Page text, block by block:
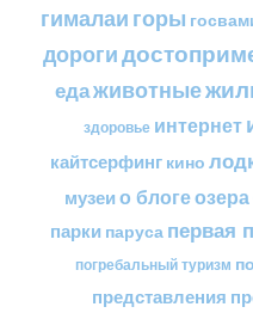
гималаи горы
дороги
едаживотные
здоровье интернет
кайтсерфинг кино
музеи о блогеозера
парки паруса первая
погребальный туризм
представления